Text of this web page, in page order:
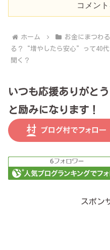
コメン
ホーム お金にまつわ
る？“増やしたら安心”って40代
聞く？
いつも応援ありがと
と励みになります！
スポン